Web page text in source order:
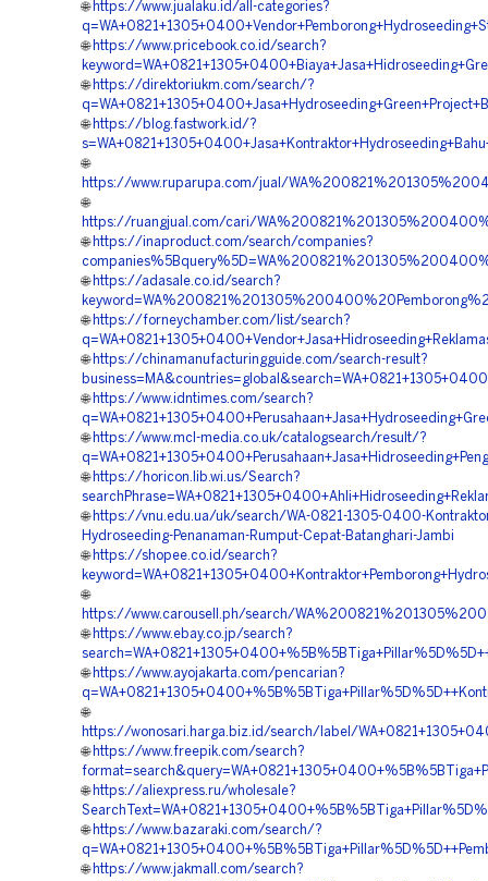
🌐 https://www.jualaku.id/all-categories?
🌐 https://www.pricebook.co.id/search?
🌐 https://direktoriukm.com/search/?
🌐 https://blog.fastwork.id/?
🌐
https://www.ruparupa.com/jual/
🌐
https://ruangjual.com/cari/
🌐 https://inaproduct.com/search/companies?
🌐 https://adasale.co.id/search?
🌐 https://forneychamber.com/list/search?
🌐 https://chinamanufacturingguide.com/search-result?
🌐 https://www.idntimes.com/search?
🌐 https://www.mcl-media.co.uk/catalogsearch/result/?
🌐 https://horicon.lib.wi.us/Search?
🌐 https://vnu.edu.ua/uk/search/WA-0821-1305-0400-
Hydroseeding-Penanaman-Rumput-Cepat-Batanghari-Jambi
🌐 https://shopee.co.id/search?
🌐
https://www.carousell.ph/search/
🌐 https://www.ebay.co.jp/search?
🌐 https://www.ayojakarta.com/pencarian?
🌐
https://wonosari.harga.biz.id/search/label/
🌐 https://www.freepik.com/search?
🌐 https://aliexpress.ru/wholesale?
🌐 https://www.bazaraki.com/search/?
🌐 https://www.jakmall.com/search?